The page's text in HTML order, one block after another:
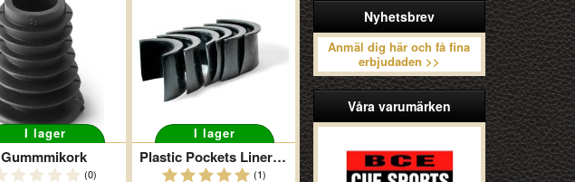
Nyhetsbrev
Anmäl dig här och få fina
erbjudaden >>
Våra varumärken
I lager
Gummmikork
(0)
I lager
Plastic Pockets Liners 6pcs
(1)